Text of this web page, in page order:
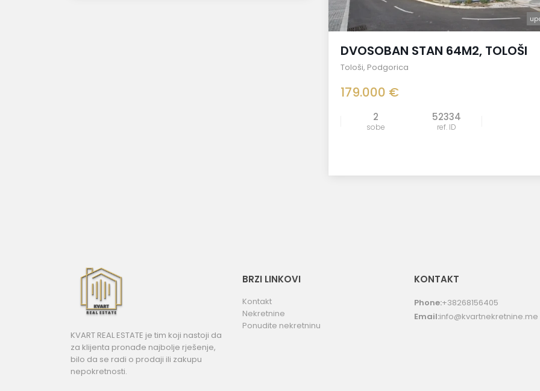
DVOSOBAN STAN 64M2, TOLOŠI
Tološi, Podgorica
179.000 €
2
sobe
52334
ref. ID
KVART REAL ESTATE je tim koji nastoji da
za klijenta pronađe najbolje rješenje,
bilo da se radi o prodaji ili zakupu
nepokretnosti.
BRZI LINKOVI
Kontakt
Nekretnine
Ponudite nekretninu
KONTAKT
Phone:+38268156405
Email:info@kvartnekretnine.me